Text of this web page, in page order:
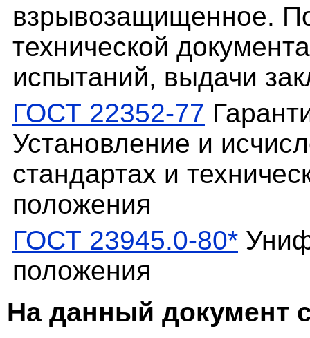
взрывозащищенное.
технической
испытаний, выдачи
ГОСТ 22352-77
Установление и
стандартах и
положения
ГОСТ 23945.0-80*
положения
На данный документ